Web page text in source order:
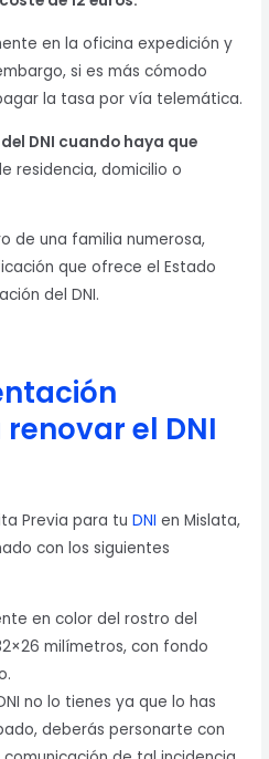
en la oficina expedición y
si es más cómodo
la tasa por vía telemática.
DNI cuando haya que
residencia, domicilio o
de una familia numerosa,
que ofrece el Estado
del DNI.
el DNI
Previa para tuDNIen Mislata,
con los siguientes
en color del rostro del
milímetros, con fondo
no lo tienes ya que lo has
deberás personarte con